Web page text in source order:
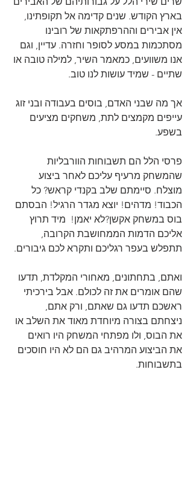
בארץ הקודש. שנים קדימה אל תקופתינו,
אין אבירים וההרפתקאות של רובינו
מסתכמות במסע לסופר וחזרה. עדיין, וגם
אנו משוועים, כמאמר השיר, למילה טובה או
שתיים - שמיד עושות לנו טוב.
אך מה שבני האדם, בוסים בעבודה ובני זוג
עייפים מקמצים לתת, משחקים מציעים
בשפע.
פרסי הלל הם תשבוחות הוורבליות
שהמשחק מרעיף עליכם לאחר ביצוע
מוצלח. סיימתם שלב בקנדי קראש? כל
הכבוד! מדהים! יוצא מגדר הרגיל! הבסתם
בוס במשחק אקשן?לא יאמן!  מיד תרוץ
אליכם הדמות הממחושבת הקרובה,
תתפלש בעפר רגליכם ותקרא לכם גיבורים.
ואתם, בתחתונים, מאחורי המקלדת, תדעו
שהם אומרים את זה לכולם. אבל בירכיתי
ראשכם תדעו גם שאתם, ורק אתם,
ניצחתם בצורה מיוחדת מאוד את השלב או
את הבוס, ולו מפתחי המשחק היו רואים
את הביצוע המרהיב גם הם לא היו חוסכים
בתשבוחות.